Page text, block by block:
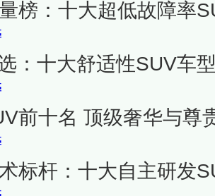
榜：十大超低故障率
：十大舒适性SUV车
前十名 顶级奢华与尊
标杆：十大自主研发